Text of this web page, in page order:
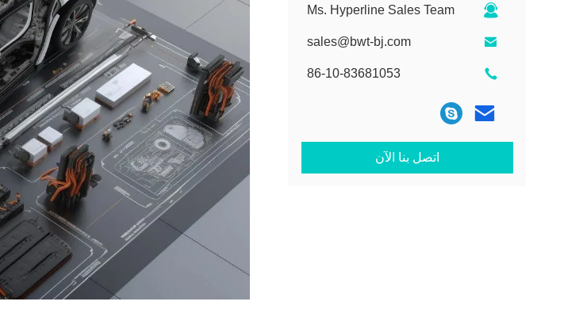
Ms. Hyperline Sales Team
sales@bwt-bj.com
86-10-83681053
اتصل بنا الآن